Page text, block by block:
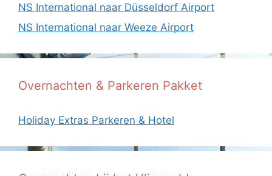
NS International naar Düsseldorf Airport
NS International naar Weeze Airport
Overnachten & Parkeren Pakket
Holiday Extras Parkeren & Hotel